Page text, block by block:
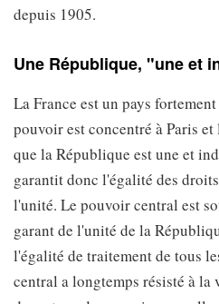
depuis 1905.
Une République, "une et
La France est un pays
pouvoir est concentré à Paris
que la République est une et
garantit donc l'égalité des
l'unité. Le pouvoir central est
garant de l'unité de la
l'égalité de traitement de tous
central a longtemps résisté à la